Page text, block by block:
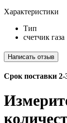
Характеристики
Тип
счетчик газа
Срок поставки 2-